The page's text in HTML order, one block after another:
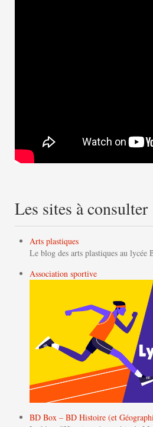
Les sites à consulter
Arts plastiques
Le blog des arts plastiques au lycée
Association sportive
BD Box – BD Histoire (et